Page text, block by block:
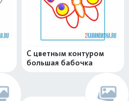
С цветным контуром
большая бабочка